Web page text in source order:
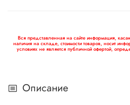
Вся представленная на сайте информация,
наличия на складе, стоимости товаров, носит
условиях не является публичной офертой,
Описание